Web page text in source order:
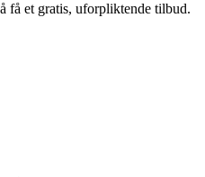
få et gratis, uforpliktende tilbud.